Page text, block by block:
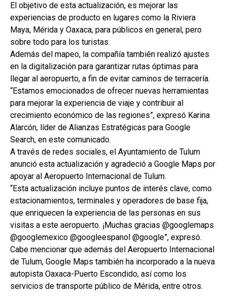
El objetivo de esta actualización, es mejorar las
experiencias de producto en lugares como la Riviera
Maya, Mérida y Oaxaca, para públicos en general, pero
sobre todo para los turistas.
Además del mapeo, la compañía también realizó ajustes
en la digitalización para garantizar rutas óptimas para
llegar al aeropuerto, a fin de evitar caminos de terracería.
“Estamos emocionados de ofrecer nuevas herramientas
para mejorar la experiencia de viaje y contribuir al
crecimiento económico de las regiones”, expresó Karina
Alarcón, líder de Alianzas Estratégicas para Google
Search, en este comunicado.
A través de redes sociales, el Ayuntamiento de Tulum
anunció esta actualización y agradeció a Google Maps por
apoyar al Aeropuerto Internacional de Tulum.
“Esta actualización incluye puntos de interés clave, como
estacionamientos, terminales y operadores de base fija,
que enriquecen la experiencia de las personas en sus
visitas a este aeropuerto. ¡Muchas gracias @googlemaps
@googlemexico @googleespanol @google”, expresó.
Cabe mencionar que además del Aeropuerto Internacional
de Tulum, Google Maps también ha incorporado a la nueva
autopista Oaxaca-Puerto Escondido, así como los
servicios de transporte público de Mérida, entre otros.